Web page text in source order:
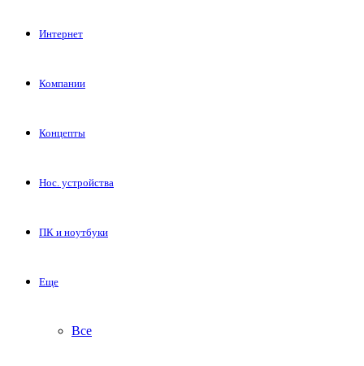
Интернет
Компании
Концепты
Нос. устройства
ПК и ноутбуки
Еще
Все